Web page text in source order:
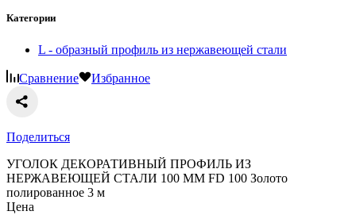
Категории
L - образный профиль из нержавеющей стали
Сравнение Избранное
Поделиться
УГОЛОК ДЕКОРАТИВНЫЙ ПРОФИЛЬ ИЗ
НЕРЖАВЕЮЩЕЙ СТАЛИ 100 ММ FD 100 Золото
полированное 3 м
Цена